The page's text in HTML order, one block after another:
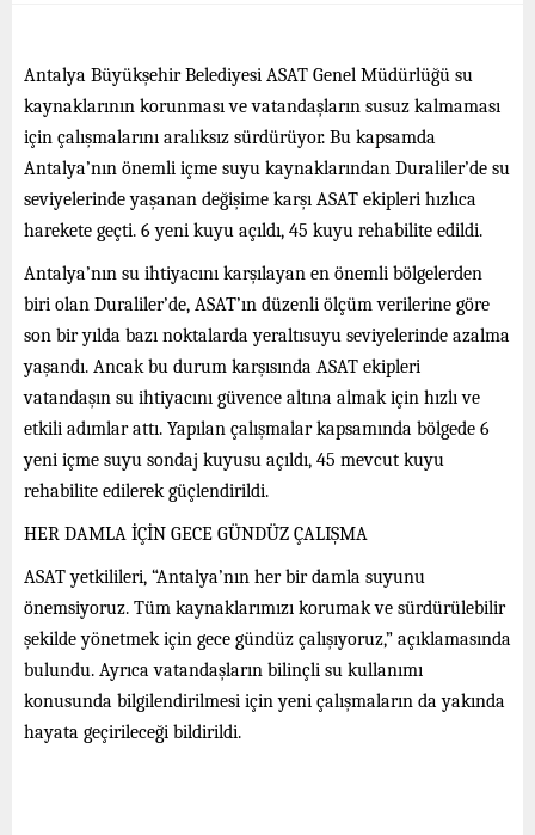
Antalya Büyükşehir Belediyesi ASAT Genel Müdürlüğü su
kaynaklarının korunması ve vatandaşların susuz kalmaması
için çalışmalarını aralıksız sürdürüyor. Bu kapsamda
Antalya’nın önemli içme suyu kaynaklarından Duraliler’de su
seviyelerinde yaşanan değişime karşı ASAT ekipleri hızlıca
harekete geçti. 6 yeni kuyu açıldı, 45 kuyu rehabilite edildi.
Antalya’nın su ihtiyacını karşılayan en önemli bölgelerden
biri olan Duraliler’de, ASAT’ın düzenli ölçüm verilerine göre
son bir yılda bazı noktalarda yeraltısuyu seviyelerinde azalma
yaşandı. Ancak bu durum karşısında ASAT ekipleri
vatandaşın su ihtiyacını güvence altına almak için hızlı ve
etkili adımlar attı. Yapılan çalışmalar kapsamında bölgede 6
yeni içme suyu sondaj kuyusu açıldı, 45 mevcut kuyu
rehabilite edilerek güçlendirildi.
HER DAMLA İÇİN GECE GÜNDÜZ ÇALIŞMA
ASAT yetkilileri, “Antalya’nın her bir damla suyunu
önemsiyoruz. Tüm kaynaklarımızı korumak ve sürdürülebilir
şekilde yönetmek için gece gündüz çalışıyoruz,” açıklamasında
bulundu. Ayrıca vatandaşların bilinçli su kullanımı
konusunda bilgilendirilmesi için yeni çalışmaların da yakında
hayata geçirileceği bildirildi.